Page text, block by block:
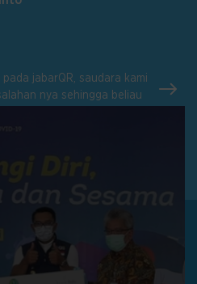
jabarQR, saudara kami
nya sehingga beliau